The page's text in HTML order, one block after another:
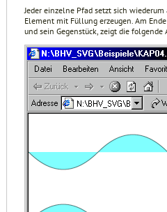
Jeder einzelne Pfad setzt sich
Element mit Füllung erzeugen. Am
und sein Gegenstück, zeigt die folgende